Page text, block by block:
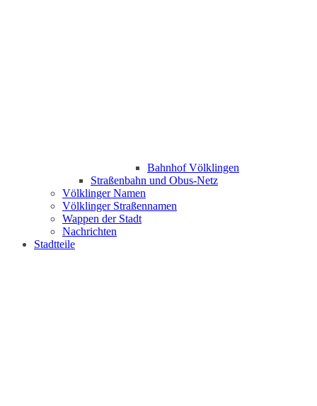
Bahnhof Völklingen
Straßenbahn und Obus-Netz
Völklinger Namen
Völklinger Straßennamen
Wappen der Stadt
Nachrichten
Stadtteile